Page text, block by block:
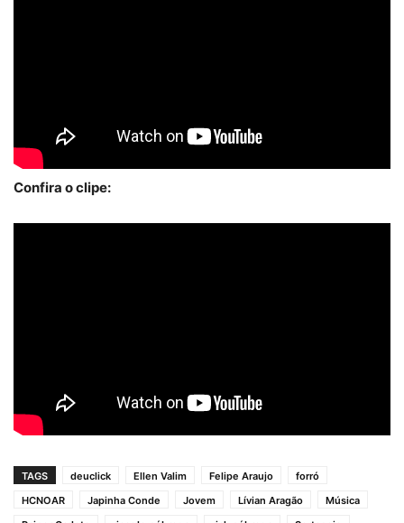
Confira o clipe:
TAGS deuclick Ellen Valim Felipe Araujo
forró
HCNOAR
Japinha Conde Jovem Lívian Aragão
Música